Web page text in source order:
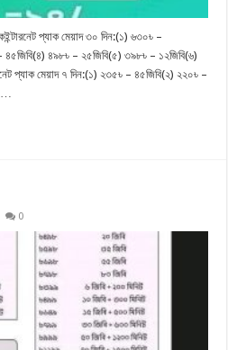
প্যাক মেয়াদ ৩০ দিন:(১) ৬৩০৳ –
৪৯৮৳ – ২৫জিবি(৫) ৩৯৮৳ – ১২জিবি(৬)
প্যাক মেয়াদ ৭ দিন:(১) ২৩৫৳ – ৪৫জিবি(২) ২২০৳ –
…
0